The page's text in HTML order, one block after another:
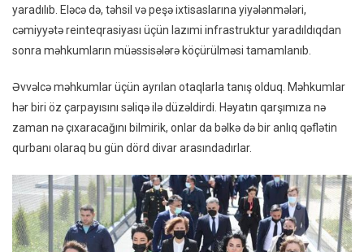
yaradılıb. Eləcə də, təhsil və peşə ixtisaslarına yiyələnmələri,
cəmiyyətə reinteqrasiyası üçün lazımi infrastruktur yaradıldıqdan
sonra məhkumların müəssisələrə köçürülməsi tamamlanıb.
Əvvəlcə məhkumlar üçün ayrılan otaqlarla tanış olduq. Məhkumlar
hər biri öz çarpayısını səliqə ilə düzəldirdi. Həyatın qarşımıza nə
zaman nə çıxaracağını bilmirik, onlar da bəlkə də bir anlıq qəflətin
qurbanı olaraq bu gün dörd divar arasındadırlar.